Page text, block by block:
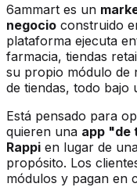
6ammart es un
negocio construido
plataforma ejecuta
farmacia, tiendas
su propio módulo de
de tiendas, todo bajo
Está pensado para
quieren una app "de
Rappi en lugar de
propósito. Los
módulos y pagan en